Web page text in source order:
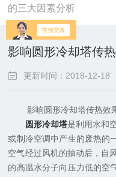
的三大因素分析
影响圆形冷却塔传
更新时间：2018-12-18
影响圆形冷却塔传热效
圆形冷却塔是利用水和
或制冷空调中产生的废热的
空气经过风机的抽动后，自
的高温水分子向压力低的空